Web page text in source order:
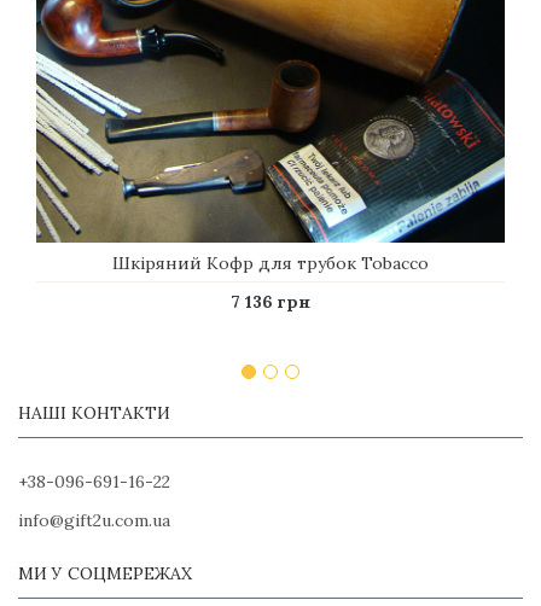
Шкіряний Кофр для трубок Tobacco
7 136 грн
НАШІ КОНТАКТИ
+38-096-691-16-22
info@gift2u.com.ua
МИ У СОЦМЕРЕЖАХ